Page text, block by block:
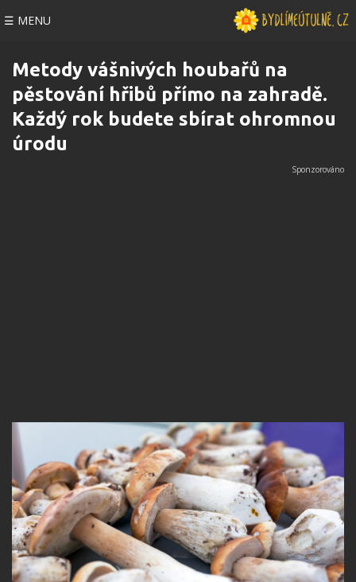
☰ MENU
Metody vášnivých houbařů na
pěstování hřibů přímo na zahradě.
Každý rok budete sbírat ohromnou
úrodu